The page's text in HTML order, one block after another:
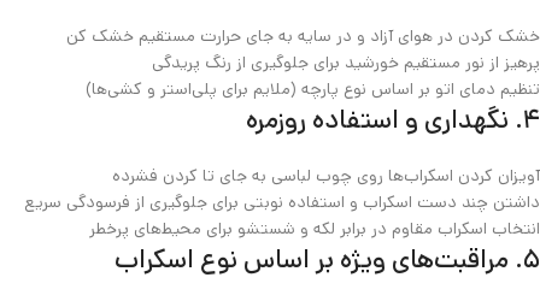
خشک‌ کردن در هوای آزاد و در سایه به جای حرارت مستقیم خشک‌ کن
پرهیز از نور مستقیم خورشید برای جلوگیری از رنگ‌ پریدگی
تنظیم دمای اتو بر اساس نوع پارچه (ملایم برای پلی‌استر و کشی‌ها)
۴. نگهداری و استفاده روزمره
آویزان کردن اسکراب‌ها روی چوب‌ لباسی به جای تا کردن فشرده
داشتن چند دست اسکراب و استفاده نوبتی برای جلوگیری از فرسودگی سریع
انتخاب اسکراب مقاوم در برابر لکه و شستشو برای محیط‌های پرخطر
۵. مراقبت‌های ویژه بر اساس نوع اسکراب